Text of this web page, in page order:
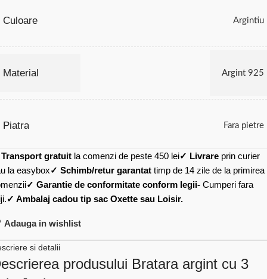
Culoare Argintiu
Material Argint 925
Piatra Fara pietre
Transport gratuit la comenzi de peste 450 lei✓ Livrare prin curier
la easybox✓ Schimb/retur garantat timp de 14 zile de la primirea
✓ Garantie de conformitate conform legii- Cumperi fara
✓ Ambalaj cadou tip sac Oxette sau Loisir.
Adauga in wishlist
si detalii
produsului Bratara argint cu 3